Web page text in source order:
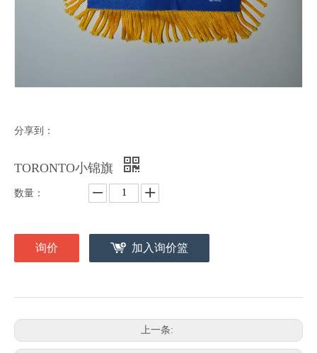
分享到：
TORONTO小锦旗
数量：
询价 加入询价篮
上一条: